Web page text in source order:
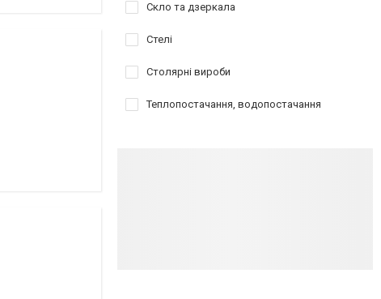
Скло та дзеркала
Стелі
Столярні вироби
Теплопостачання, водопостачання